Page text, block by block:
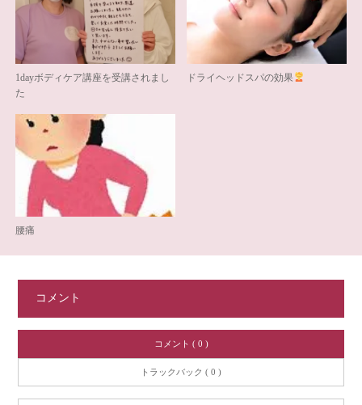
1dayボディケア講座を受講されまし
た
ドライヘッドスパの効果
腰痛
コメント
コメント ( 0 )
トラックバック ( 0 )